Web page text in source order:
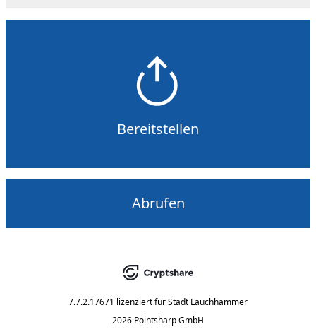
Bereitstellen
Abrufen
7.7.2.17671 lizenziert fürStadt Lauchhammer
2026 Pointsharp GmbH